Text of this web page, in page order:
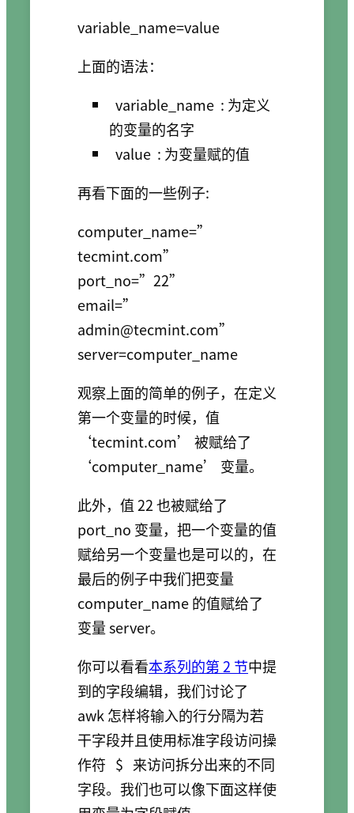
上面的语法：
variable_name : 为定义
的变量的名字
value : 为变量赋的值
再看下面的一些例子:
computer_name=”
tecmint.com”
port_no=”22”
email=”
admin@tecmint.com”
观察上面的简单的例子，在定义
第一个变量的时候，值
‘tecmint.com’ 被赋给了
‘computer_name’ 变量。
此外，值 22 也被赋给了
port_no 变量，把一个变量的值
赋给另一个变量也是可以的，在
最后的例子中我们把变量
computer_name 的值赋给了
变量 server。
你可以看看本系列的第 2 节中提
到的字段编辑，我们讨论了
awk 怎样将输入的行分隔为若
干字段并且使用标准字段访问操
作符 $ 来访问拆分出来的不同
字段。我们也可以像下面这样使